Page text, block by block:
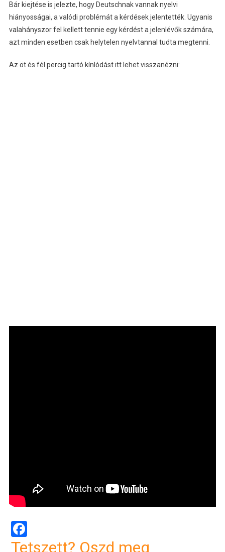
Bár kiejtése is jelezte, hogy Deutschnak vannak nyelvi
hiányosságai, a valódi problémát a kérdések jelentették. Ugyanis
valahányszor fel kellett tennie egy kérdést a jelenlévők számára,
azt minden esetben csak helytelen nyelvtannal tudta megtenni.
Az öt és fél percig tartó kínlódást itt lehet visszanézni:
Facebook
Tetszett? Oszd meg